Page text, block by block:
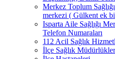
Merkez Toplum
merkezi ( Gülkent ek
Isparta Aile Sağlığı
Telefon Numaraları
112 Acil Sağlık
İlçe Sağlık